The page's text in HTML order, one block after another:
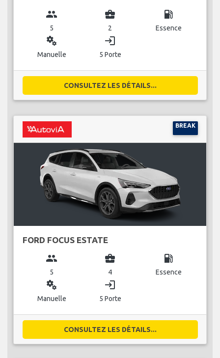
group
5
business_center
2
local_gas_station
Essence
miscellaneous_services
Manuelle
login
5 Porte
CONSULTEZ LES DÉTAILS...
BREAK
FORD FOCUS ESTATE
group
5
business_center
4
local_gas_station
Essence
miscellaneous_services
Manuelle
login
5 Porte
CONSULTEZ LES DÉTAILS...